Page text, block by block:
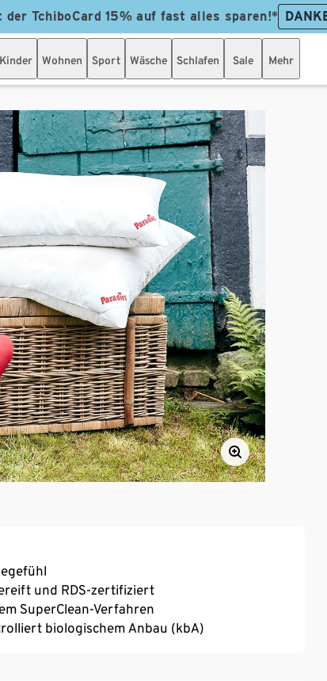
TchiboCard 15% auf fast alles sparen!*
Kinder Wohnen Sport Wäsche Schlafen Sale Mehr
und RDS-zertifiziert
SuperClean-Verfahren
biologischem Anbau (kbA)